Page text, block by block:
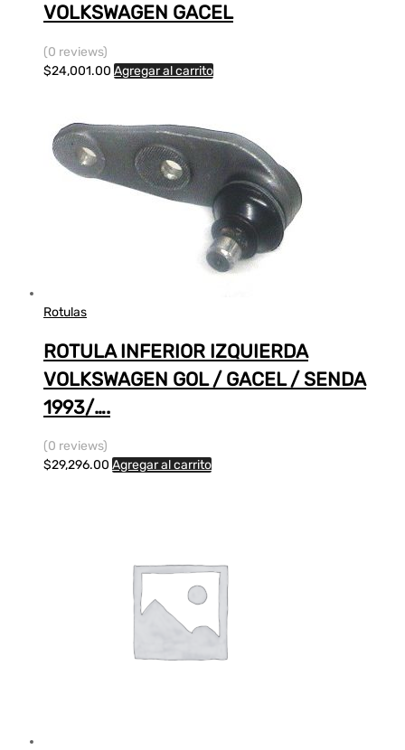
VOLKSWAGEN GACEL
(0 reviews)
$24,001.00 Agregar al carrito
Rotulas
ROTULA INFERIOR IZQUIERDA
VOLKSWAGEN GOL / GACEL / SENDA
1993/….
(0 reviews)
$29,296.00 Agregar al carrito